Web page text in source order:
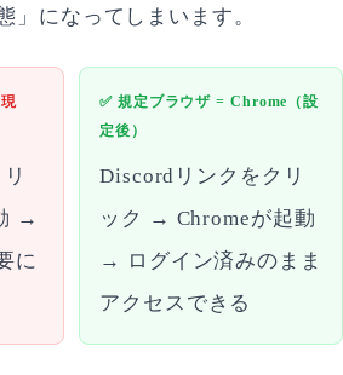
」になってしまいます。
→
に
✅ 規定ブラウザ = Chrome（設
定後）
Discordリンクをクリ
ック → Chromeが起動
→ ログイン済みのまま
アクセスできる